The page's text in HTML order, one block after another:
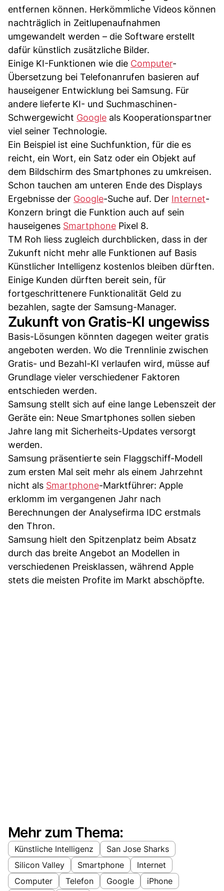
entfernen können. Herkömmliche Videos können
nachträglich in Zeitlupenaufnahmen
umgewandelt werden – die Software erstellt
dafür künstlich zusätzliche Bilder.
Einige KI-Funktionen wie die Computer-
Übersetzung bei Telefonanrufen basieren auf
hauseigener Entwicklung bei Samsung. Für
andere lieferte KI- und Suchmaschinen-
Schwergewicht Google als Kooperationspartner
viel seiner Technologie.
Ein Beispiel ist eine Suchfunktion, für die es
reicht, ein Wort, ein Satz oder ein Objekt auf
dem Bildschirm des Smartphones zu umkreisen.
Schon tauchen am unteren Ende des Displays
Ergebnisse der Google-Suche auf. Der Internet-
Konzern bringt die Funktion auch auf sein
hauseigenes Smartphone Pixel 8.
TM Roh liess zugleich durchblicken, dass in der
Zukunft nicht mehr alle Funktionen auf Basis
Künstlicher Intelligenz kostenlos bleiben dürften.
Einige Kunden dürften bereit sein, für
fortgeschrittenere Funktionalität Geld zu
bezahlen, sagte der Samsung-Manager.
Zukunft von Gratis-KI ungewiss
Basis-Lösungen könnten dagegen weiter gratis
angeboten werden. Wo die Trennlinie zwischen
Gratis- und Bezahl-KI verlaufen wird, müsse auf
Grundlage vieler verschiedener Faktoren
entschieden werden.
Samsung stellt sich auf eine lange Lebenszeit der
Geräte ein: Neue Smartphones sollen sieben
Jahre lang mit Sicherheits-Updates versorgt
werden.
Samsung präsentierte sein Flaggschiff-Modell
zum ersten Mal seit mehr als einem Jahrzehnt
nicht als Smartphone-Marktführer: Apple
erklomm im vergangenen Jahr nach
Berechnungen der Analysefirma IDC erstmals
den Thron.
Samsung hielt den Spitzenplatz beim Absatz
durch das breite Angebot an Modellen in
verschiedenen Preisklassen, während Apple
stets die meisten Profite im Markt abschöpfte.
Mehr zum Thema:
Künstliche Intelligenz
San Jose Sharks
Silicon Valley
Smartphone
Internet
Computer
Telefon Google
iPhone